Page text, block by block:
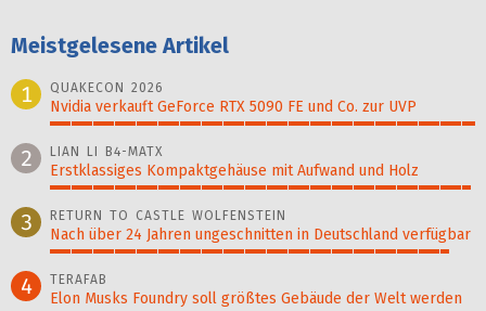
Meistgelesene Artikel
1
QUAKECON 2026
Nvidia verkauft GeForce RTX 5090 FE und Co. zur UVP
100%
2 LIAN LI B4-MATX
Erstklassiges Kompaktgehäuse mit Aufwand und Holz
99%
3 RETURN TO CASTLE WOLFENSTEIN
Nach über 24 Jahren ungeschnitten in Deutschland verfügbar
94%
4 TERAFAB
Elon Musks Foundry soll größ­tes Gebäude der Welt werden